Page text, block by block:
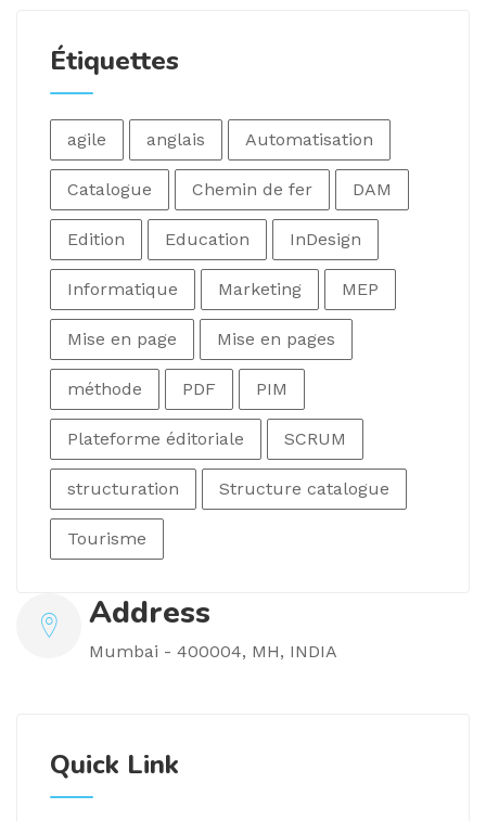
Étiquettes
agile anglais Automatisation
Catalogue Chemin de fer DAM
Edition Education InDesign
Informatique Marketing MEP
Mise en page Mise en pages
méthode PDF PIM
Plateforme éditoriale SCRUM
structuration Structure catalogue
Tourisme
Address
Mumbai - 400004, MH, INDIA
Quick Link